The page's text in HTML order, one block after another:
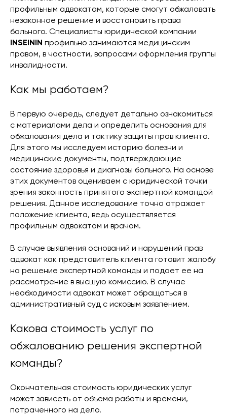
профильным адвокатам, которые смогут обжаловать
незаконное решение и восстановить права
больного. Специалисты юридической компании
INSEININ профильно занимаются медицинским
правом, в частности, вопросами оформления группы
инвалидности.
Как мы работаем?
В первую очередь, следует детально ознакомиться
с материалами дела и определить основания для
обжалования дела и тактику защиты прав клиента.
Для этого мы исследуем историю болезни и
медицинские документы, подтверждающие
состояние здоровья и диагнозы больного. На основе
этих документов оцениваем с юридической точки
зрения законность принятого экспертной командой
решения. Данное исследование точно отражает
положение клиента, ведь осуществляется
профильным адвокатом и врачом.
В случае выявления оснований и нарушений прав
адвокат как представитель клиента готовит жалобу
на решение экспертной команды и подает ее на
рассмотрение в высшую комиссию. В случае
необходимости адвокат может обращаться в
административный суд с исковым заявлением.
Какова стоимость услуг по
обжалованию решения экспертной
команды?
Окончательная стоимость юридических услуг
может зависеть от объема работы и времени,
потраченного на дело.